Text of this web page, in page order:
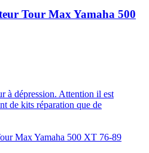
Tour Max Yamaha 500
à dépression. Attention il est
de kits réparation que de